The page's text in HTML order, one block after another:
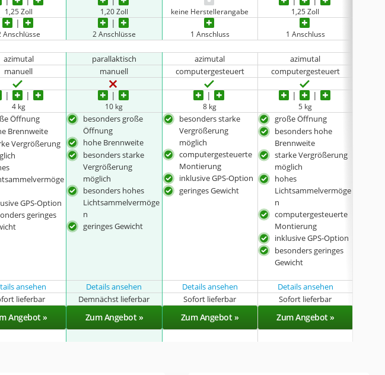
1,25 Zoll 1,20 Zoll keine Herstellerangabe 1,25 Zoll
Anschlüsse 2 Anschlüsse 1 Anschluss 1 Anschluss
azimutal parallaktisch azimutal
azimutal
manuell manuell computergesteuert
computergesteuert
4 kg 10 kg 8 kg 5 kg
Öffnung
Brennweite
Vergrößerung
GPS-Option
geringes
besonders große
Öffnung
hohe Brennweite
besonders starke
Vergrößerung
möglich
besonders hohes
Lichtsammelvermöge
n
geringes Gewicht
besonders starke
Vergrößerung
möglich
computergesteuerte
Montierung
inklusive GPS-Option
geringes Gewicht
große Öffnung
besonders hohe
Brennweite
starke Vergrößerung
möglich
hohes
Lichtsammelvermöge
n
computergesteuerte
Montierung
inklusive GPS-Option
besonders geringes
Gewicht
ansehen Details ansehen Details ansehen
Details ansehen
lieferbar Demnächst lieferbar Sofort lieferbar Sofort lieferbar
Angebot » Zum Angebot » Zum Angebot » Zum Angebot »